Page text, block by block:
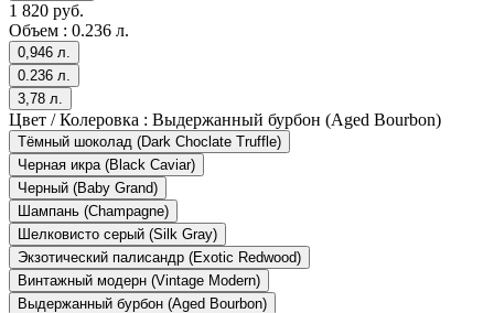
1 820 руб.
Объем : 0.236 л.
0,946 л.
0.236 л.
3,78 л.
Цвет / Колеровка : Выдержанный бурбон (Aged Bourbon)
Тёмный шоколад (Dark Choclate Truffle)
Черная икра (Black Caviar)
Черный (Baby Grand)
Шампань (Champagne)
Шелковисто серый (Silk Gray)
Экзотический палисандр (Exotic Redwood)
Винтажный модерн (Vintage Modern)
Выдержанный бурбон (Aged Bourbon)